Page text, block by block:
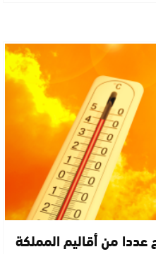
من أقاليم المملكة